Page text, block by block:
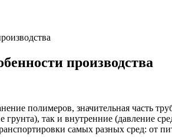
производства
полимеров, значительная часть
грунта), так и внутренние (давление
самых разных сред: от